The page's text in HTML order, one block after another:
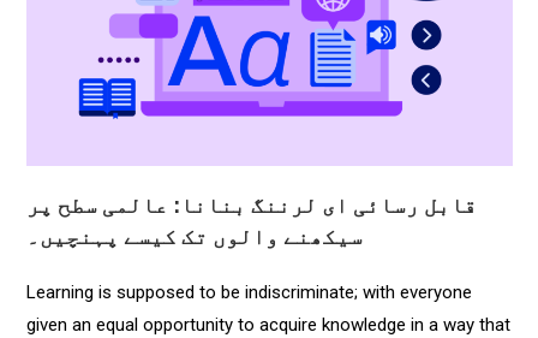
قابل رسائی ای لرننگ بنانا: عالمی سطح پر
سیکھنے والوں تک کیسے پہنچیں۔
Learning is supposed to be indiscriminate; with everyone
given an equal opportunity to acquire knowledge in a way that